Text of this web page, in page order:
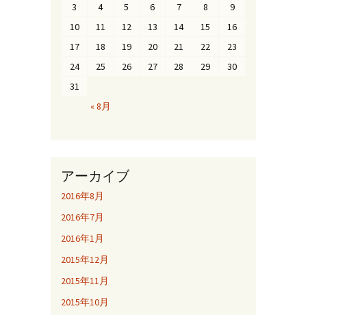
« 8月
3
4 5 6 7 8
9
10
11 12 13 14 15
16
17
18 19 20 21 22
23
24
25 26 27 28 29
30
31
アーカイブ
2016年8月
2016年7月
2016年1月
2015年12月
2015年11月
2015年10月